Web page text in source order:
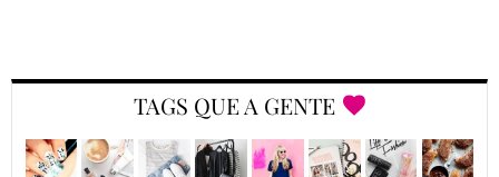
TAGS QUE A GENTE